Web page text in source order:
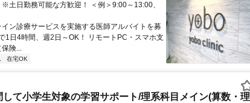
土日勤務可能な方歓迎！ ＜例＞9:00～13:00、
ン診療サービスを実施する医師アルバイトを募
1日4時間、週2日～OK！ リモートPC・スマホ支
険...
在宅OK
して小学生対象の学習サポート/理系科目メイン(算数・理